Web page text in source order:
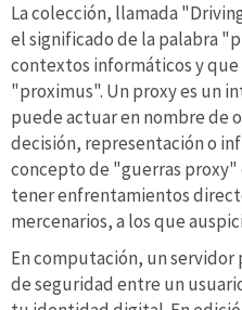
La colección, llamada
el significado de la palabra
contextos informáticos y
"proximus". Un proxy es un
puede actuar en nombre de
decisión, representación o
concepto de "guerras proxy"
tener enfrentamientos
mercenarios, a los que
En computación, un
de seguridad entre un